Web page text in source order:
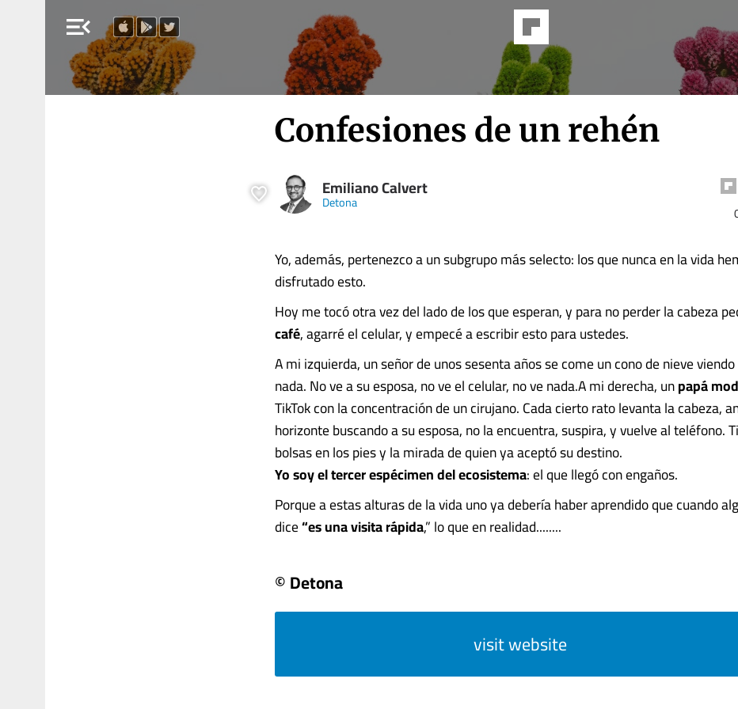
menu_open
Confesiones de un rehén
Emiliano Calvert
Detona
Yo, además, pertenezco a un subgrupo más selecto: los que nunca en la vida
disfrutado esto.
Hoy me tocó otra vez del lado de los que esperan, y para no perder la cabeza
café, agarré el celular, y empecé a escribir esto para ustedes.
A mi izquierda, un señor de unos sesenta años se come un cono de nieve
nada. No ve a su esposa, no ve el celular, no ve nada.A mi derecha, unpapá
TikTok con la concentración de un cirujano. Cada cierto rato levanta la cabeza,
horizonte buscando a su esposa, no la encuentra, suspira, y vuelve al teléfono.
bolsas en los pies y la mirada de quien ya aceptó su destino.
Yo soy el tercer espécimen del ecosistema: el que llegó con engaños.
Porque a estas alturas de la vida uno ya debería haber aprendido que cuando
dice“es una visita rápida,” lo que en realidad........
© Detona
visit website